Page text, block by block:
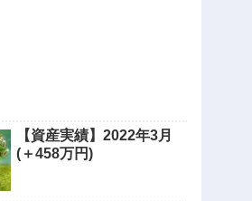
【資産実績】2022年3月
(＋458万円)